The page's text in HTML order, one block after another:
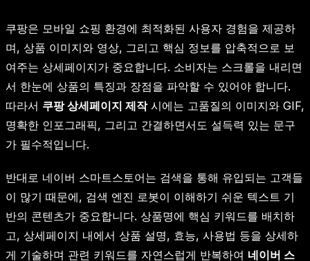
쿠팡은 모바일 쇼핑 환경에 최적화된 사용자 경험을 제공하
며, 상품 이미지와 영상, 그리고 핵심 정보를 압축적으로 보
여주는 상세페이지가 중요합니다. 소비자는 스크롤을 내리면
서 한눈에 상품의 특징과 장점을 파악할 수 있어야 합니다.
따라서 쿠팡 상세페이지 제작시에는 고품질의 이미지와 GIF,
명확한 인포그래픽, 그리고 간결하면서도 설득력 있는 문구
가 필수적입니다.
반대로 네이버 스마트스토어는 검색을 통해 유입되는 고객들
이 많기 때문에, 검색 엔진 로봇이 이해하기 쉬운 텍스트 기
반의 콘텐츠가 중요합니다. 상품명에 핵심 키워드를 배치하
고, 상세페이지 내에서 상품 설명, 효능, 사용법 등을 상세하
게 기술하며 관련 키워드를 자연스럽게 반복하여 네이버 스